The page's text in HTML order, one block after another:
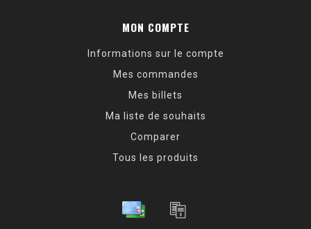
MON COMPTE
Informations sur le compte
Mes commandes
Mes billets
Ma liste de souhaits
Comparer
Tous les produits